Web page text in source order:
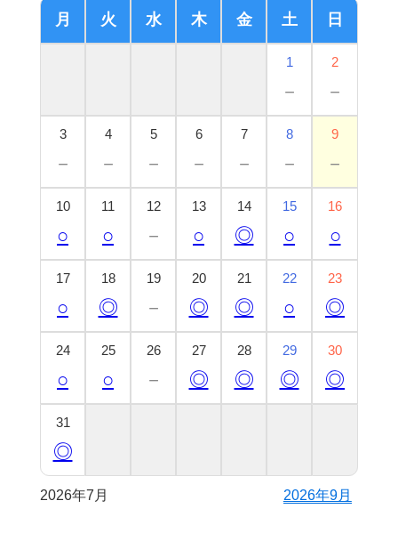
月 火 水 木 金 土 日
1
－
2
－
3
－
4
－
5
－
6
－
7
－
8
－
9
－
10
○
11
○
12
－
13
○
14
◎
15
○
16
○
17
○
18
◎
19
－
20
◎
21
◎
22
○
23
◎
24
○
25
○
26
－
27
◎
28
◎
29
◎
30
◎
31
◎
2026年7月 2026年9月